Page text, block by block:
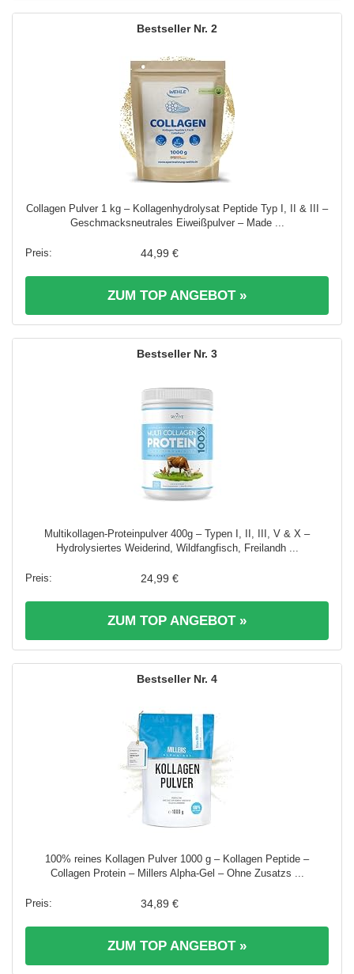
2
Collagen Pulver 1 kg – Kollagenhydrolysat Peptide Typ I, II & III –
Geschmacksneutrales Eiweißpulver – Made ...
44,99 €
ZUM TOP ANGEBOT »
3
Multikollagen-Proteinpulver 400g – Typen I, II, III, V & X –
Hydrolysiertes Weiderind, Wildfangfisch, Freilandh ...
24,99 €
ZUM TOP ANGEBOT »
4
100% reines Kollagen Pulver 1000 g – Kollagen Peptide –
Collagen Protein – Millers Alpha-Gel – Ohne Zusatzs ...
34,89 €
ZUM TOP ANGEBOT »